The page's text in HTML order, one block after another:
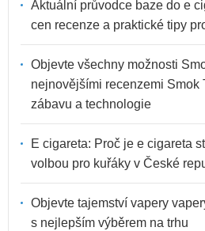
Aktuální průvodce baze do e
cen recenze a praktické tipy
Objevte všechny možnosti
nejnovějšími recenzemi Smok
zábavu a technologie
E cigareta: Proč je e cigareta
volbou pro kuřáky v České
Objevte tajemství vapery
s nejlepším výběrem na trhu